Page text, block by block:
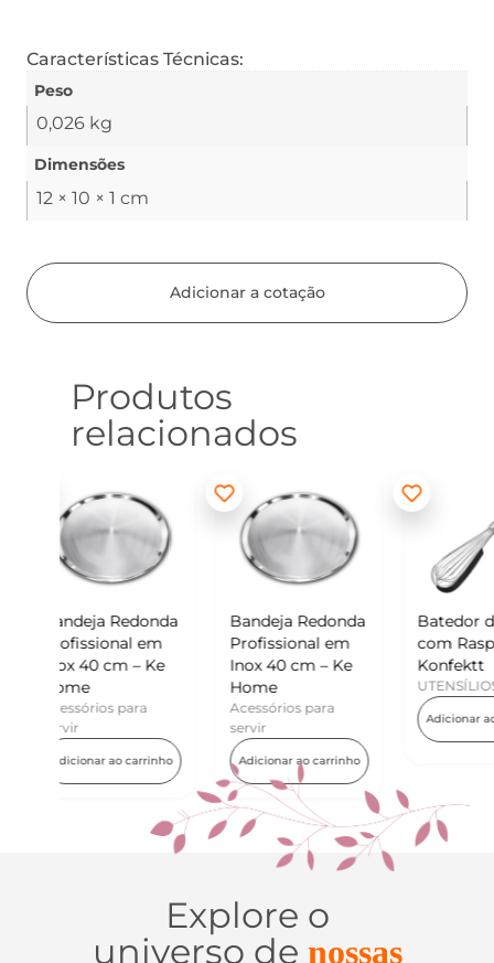
Características Técnicas:
Peso
0,026 kg
Dimensões
12 × 10 × 1 cm
Adicionar a cotação
Produtos
relacionados
Bandeja Redonda
Profissional em
Inox 40 cm – Ke
Acessórios para
Adicionar ao carrinho
Batedor de Ovos
com Raspador –
Konfektt
Adicionar ao carrinho
Explore o
universo de nossas